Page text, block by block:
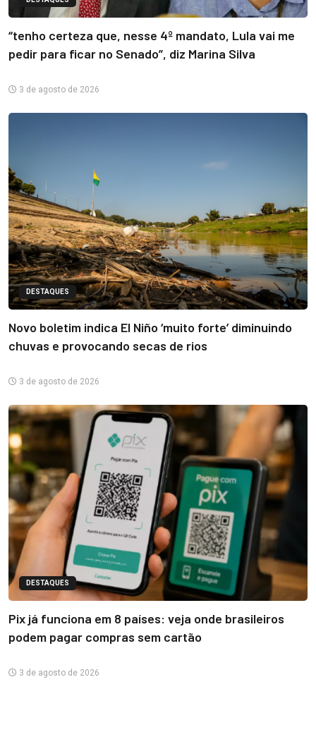
“tenho certeza que, nesse 4º mandato, Lula vai me
pedir para ficar no Senado”, diz Marina Silva
3 de agosto de 2026
DESTAQUES
Novo boletim indica El Niño ‘muito forte’ diminuindo
chuvas e provocando secas de rios
3 de agosto de 2026
DESTAQUES
Pix já funciona em 8 países: veja onde brasileiros
podem pagar compras sem cartão
3 de agosto de 2026